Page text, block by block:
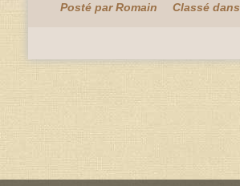
Posté par Romain Classé dans